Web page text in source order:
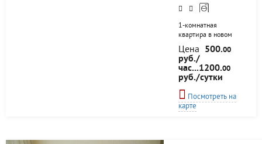
1-комнатная
квартира в новом
высотном доме
сдается посуточно,
от 3-5 дней!
Современный
ремонт, мебель, все
предметы быта!
Цена 500.00
руб./
час...1200.00
руб./сутки
Посмотреть на
карте